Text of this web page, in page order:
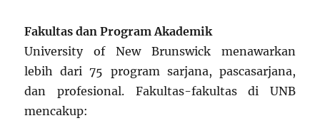
Fakultas dan Program Akademik
University of New Brunswick menawarkan
lebih dari 75 program sarjana, pascasarjana,
dan profesional. Fakultas-fakultas di UNB
mencakup: